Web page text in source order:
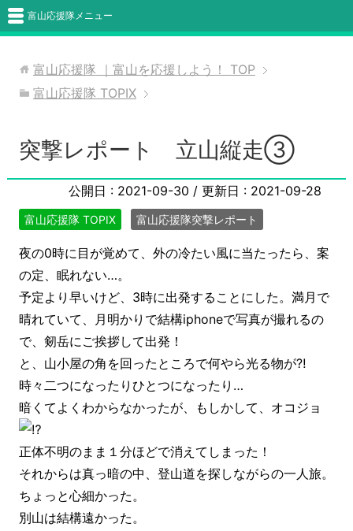
富山応援隊メニュー
富山応援隊 ｜富山を応援しよう！
TOP
富山応援隊 TOPIX
突撃レポート 立山縦走③
公開日 : 2021-09-30 / 更新日 : 2021-09-28
富山応援隊 TOPIX 富山応援隊突撃レポート
夜の0時に目が覚めて、外の冷たい風に当たったら、案
の定、眠れない…。
予定より早いけど、3時に出発することにした。満月で
晴れていて、月明かりで結構iphoneで写真が撮れるの
で、剱岳にご挨拶して出発！
と、山小屋の角を回ったところで何やら光る物が⁈
時々二つになったりひとつになったり…
暗くてよくわからなかったが、もしかして、オコジョ
正体不明のまま１分ほどで消えてしまった！
それからは真っ暗の中、登山道を探しながらの一人旅。
ちょっと心細かった。
別山は結構遠かった。